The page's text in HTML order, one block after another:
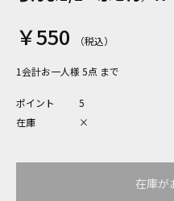
￥550
1会計お一人様 5点 まで
ポイント
5
在庫
×
在庫が